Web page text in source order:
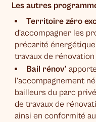
Les autres
Territoire zéro
d’accompagner les
précarité
travaux de
Bail rénov’
l’accompagnement
bailleurs du parc
de travaux de
ainsi en conformité